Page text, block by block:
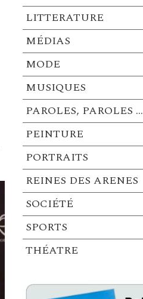
LITTERATURE
MÉDIAS
MODE
MUSIQUES
PAROLES, PAROLES …
PEINTURE
PORTRAITS
REINES DES ARENES
SOCIÉTÉ
SPORTS
THÉATRE